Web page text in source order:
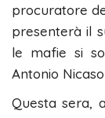
procuratore
presenterà il
le mafie si
Antonio
Questa sera,